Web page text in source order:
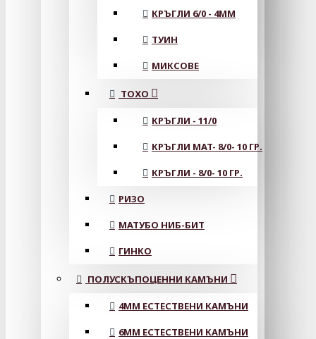
КРЪГЛИ 6/0 - 4MM
ТУИН
МИКСОВЕ
ТОХО
КРЪГЛИ - 11/0
КРЪГЛИ MAT- 8/0- 10 ГР.
КРЪГЛИ - 8/0- 10 ГР.
РИЗО
МАТУБО НИБ-БИТ
ГИНКО
ПОЛУСКЪПОЦЕННИ КАМЪНИ
4MM ЕСТЕСТВЕНИ КАМЪНИ
6MM ЕСТЕСТВЕНИ КАМЪНИ